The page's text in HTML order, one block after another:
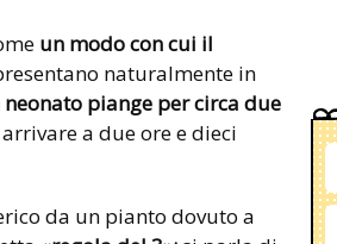
un modo con cui il
naturalmente in
neonato piange per circa due
a due ore e dieci
da un pianto dovuto a